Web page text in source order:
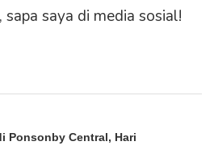
sapa saya di media sosial!
Ponsonby Central, Hari